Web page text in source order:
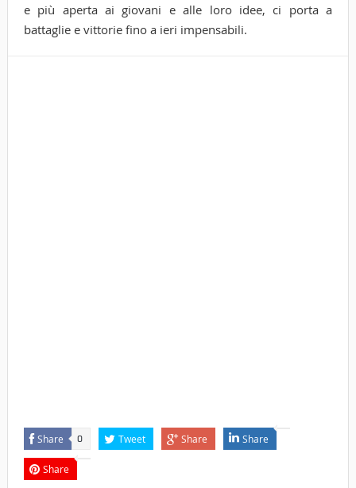
e più aperta ai giovani e alle loro idee, ci porta a
battaglie e vittorie fino a ieri impensabili.
Share 0 Tweet Share Share
Share